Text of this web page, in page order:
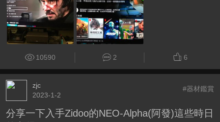
10590 2 6
zjc
2023-1-2
#器材鑑賞
分享一下入手Zidoo的NEO-Alpha(阿發)這些時日